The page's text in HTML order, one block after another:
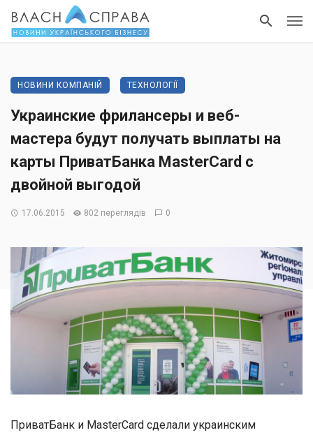
НОВИНИ КОМПАНІЙ ТЕХНОЛОГІЇ
Украинские фрилансеры и веб-
мастера будут получать выплаты на
карты ПриватБанка MasterCard с
двойной выгодой
17.06.2015 802 переглядів 0
ПриватБанк и MasterCard сделали украинским